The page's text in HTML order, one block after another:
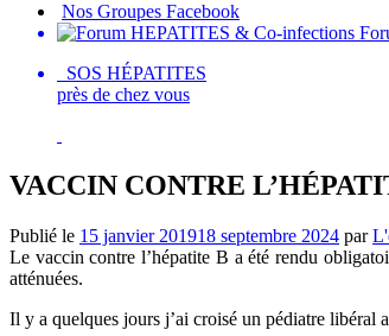
Nos Groupes Facebook
SOS HÉPATITES
près de chez vous
VACCIN CONTRE
Publié le 15 janvier 201918 septembre 2024 par
Le vaccin contre l’hépatite B a été rendu
atténuées.
Il y a quelques jours j’ai croisé un pédiatre libéral